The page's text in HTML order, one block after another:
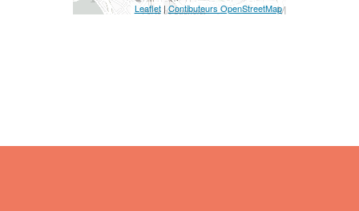
Leaflet|Contibuteurs OpenStreetMap